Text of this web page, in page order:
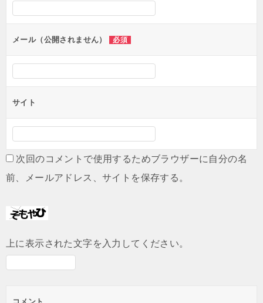
メール（公開されません） 必須
サイト
次回のコメントで使用するためブラウザーに自分の名
前、メールアドレス、サイトを保存する。
上に表示された文字を入力してください。